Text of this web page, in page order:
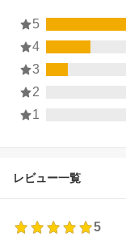
5
4
3
2
1
レビュー一覧
5